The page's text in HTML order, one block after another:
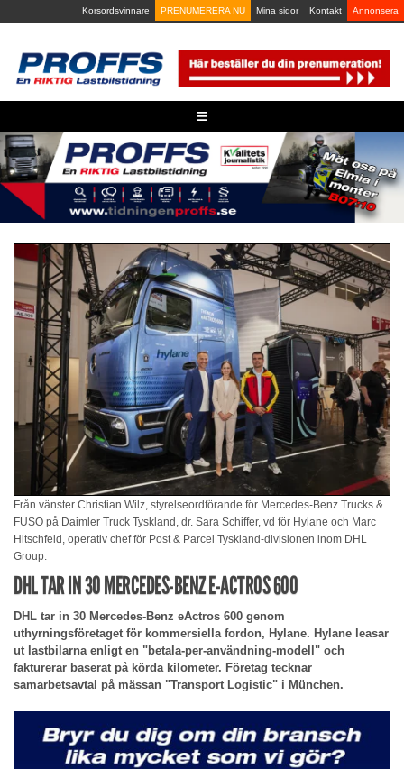
to
Korsordsvinnare PRENUMERERA NU Mina sidor Kontakt Annonsera
≡
Från vänster Christian Wilz, styrelseordförande för Mercedes-Benz Trucks &
FUSO på Daimler Truck Tyskland, dr. Sara Schiffer, vd för Hylane och Marc
Hitschfeld, operativ chef för Post & Parcel Tyskland-divisionen inom DHL
Group.
DHL TAR IN 30 MERCEDES-BENZ E-ACTROS 600
DHL tar in 30 Mercedes-Benz eActros 600 genom
uthyrningsföretaget för kommersiella fordon, Hylane. Hylane leasar
ut lastbilarna enligt en "betala-per-användning-modell" och
fakturerar baserat på körda kilometer. Företag tecknar
samarbetsavtal på mässan "Transport Logistic" i München.